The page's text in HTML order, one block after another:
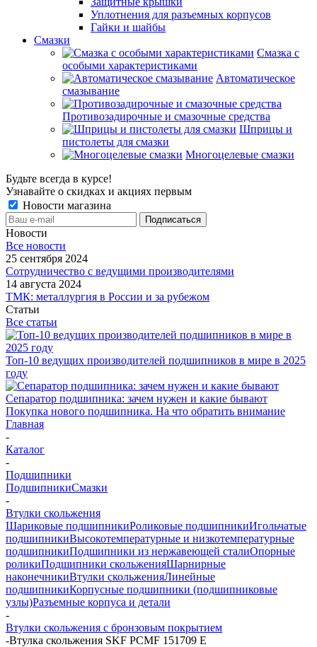
Уплотнения для разъемных корпусов
Гайки и шайбы
Смазки
Смазка с
особыми характеристиками
Автоматическое
смазывание
Противозадирочные и смазочные средства
Шприцы и
пистолеты для смазки
Многоцелевые смазки
Будьте всегда в курсе!
Узнавайте о скидках и акциях первым
Новости магазина
Новости
Все новости
25 сентября 2024
Сотрудничество с ведущими производителями
14 августа 2024
ТМК: металлургия в России и за рубежом
Статьи
Все статьи
Топ-10 ведущих производителей подшипников в мире в 2025
году
Сепаратор подшипника: зачем нужен и какие бывают
Покупка нового подшипника. На что обратить внимание
Главная
-
Каталог
-
Подшипники
ПодшипникиСмазки
-
Втулки скольжения
Шариковые подшипникиРоликовые подшипникиИгольчатые
подшипникиВысокотемпературные и низкотемпературные
подшипникиПодшипники из нержавеющей сталиОпорные
роликиПодшипники скольженияШарнирные
наконечникиВтулки скольженияЛинейные
подшипникиКорпусные подшипники (подшипниковые
узлы)Разъемные корпуса и детали
-
Втулки скольжения с бронзовым покрытием
-Втулка скольжения SKF PCMF 151709 E